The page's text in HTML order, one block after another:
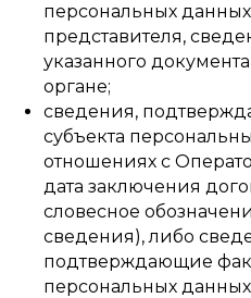
персональных
представителя,
указанного
органе;
сведения,
субъекта
отношениях с
дата заключения
словесное
сведения), либо
подтверждающие
персональных